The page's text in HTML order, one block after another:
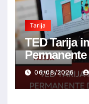
Tarija
TED Tarija
Notarios
06/08/2026